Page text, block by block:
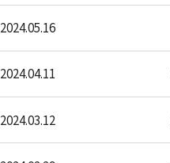
2024.05.16
2024.04.11
2024.03.12